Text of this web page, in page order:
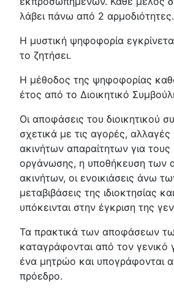
λάβει πάνω από 2 αρμοδιότητες.
Η μυστική ψηφοφορία
το ζητήσει.
Η μέθοδος της ψηφοφορίας
έτος από το Διοικητικό
Οι αποφάσεις του διοικητικού
σχετικά με τις αγορές, αλλαγές
ακινήτων απαραίτητων για
οργάνωσης, η υποθήκευση των
ακινήτων, οι ενοικιάσεις άνω
μεταβιβάσεις της ιδιοκτησίας
υπόκεινται στην έγκριση της
Τα πρακτικά των αποφάσεων
καταγράφονται από τον γενικό
ένα μητρώο και υπογράφονται
πρόεδρο.